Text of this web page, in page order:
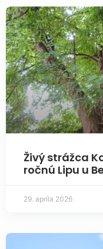
Živý strážca
ročnú Lipu u
29. apríla 2026